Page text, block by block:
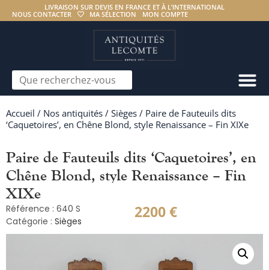
LIVRAISON SUR DEVIS EN FRANCE ET À L’INTERNATIONAL
NOUS CONTACTER
MA SÉLECTION MON COMPTE
Accueil / Nos antiquités / Sièges / Paire de Fauteuils dits
‘Caquetoires’, en Chêne Blond, style Renaissance – Fin XIXe
Paire de Fauteuils dits ‘Caquetoires’, en
Chêne Blond, style Renaissance – Fin
XIXe
Référence : 640 S
Catégorie : Sièges 2200€